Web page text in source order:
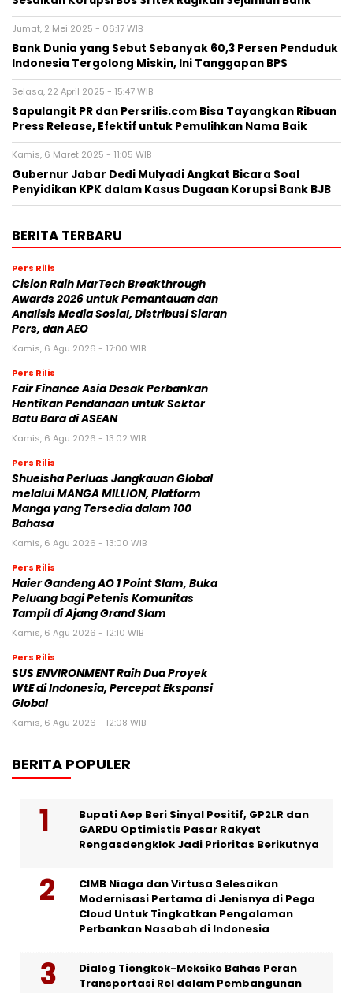
Jumat, 2 Mei 2025 - 06:17 WIB
Bank Dunia yang Sebut Sebanyak 60,3 Persen Penduduk
Indonesia Tergolong Miskin, Ini Tanggapan BPS
Selasa, 22 April 2025 - 15:47 WIB
Sapulangit PR dan Persrilis.com Bisa Tayangkan Ribuan
Press Release, Efektif untuk Pemulihkan Nama Baik
Kamis, 6 Maret 2025 - 11:05 WIB
Gubernur Jabar Dedi Mulyadi Angkat Bicara Soal
Penyidikan KPK dalam Kasus Dugaan Korupsi Bank BJB
BERITA TERBARU
Pers Rilis
Cision Raih MarTech Breakthrough
Awards 2026 untuk Pemantauan dan
Analisis Media Sosial, Distribusi Siaran
Pers, dan AEO
Kamis, 6 Agu 2026 - 17:00 WIB
Pers Rilis
Fair Finance Asia Desak Perbankan
Hentikan Pendanaan untuk Sektor
Batu Bara di ASEAN
Kamis, 6 Agu 2026 - 13:02 WIB
Pers Rilis
Shueisha Perluas Jangkauan Global
melalui MANGA MILLION, Platform
Manga yang Tersedia dalam 100
Bahasa
Kamis, 6 Agu 2026 - 13:00 WIB
Pers Rilis
Haier Gandeng AO 1 Point Slam, Buka
Peluang bagi Petenis Komunitas
Tampil di Ajang Grand Slam
Kamis, 6 Agu 2026 - 12:10 WIB
Pers Rilis
SUS ENVIRONMENT Raih Dua Proyek
WtE di Indonesia, Percepat Ekspansi
Global
Kamis, 6 Agu 2026 - 12:08 WIB
BERITA POPULER
Bupati Aep Beri Sinyal Positif, GP2LR dan
GARDU Optimistis Pasar Rakyat
Rengasdengklok Jadi Prioritas Berikutnya
CIMB Niaga dan Virtusa Selesaikan
Modernisasi Pertama di Jenisnya di Pega
Cloud Untuk Tingkatkan Pengalaman
Perbankan Nasabah di Indonesia
Dialog Tiongkok-Meksiko Bahas Peran
Transportasi Rel dalam Pembangunan